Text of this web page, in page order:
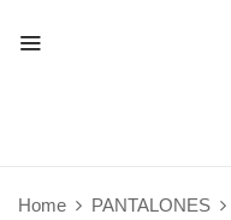
Home PANTALONES